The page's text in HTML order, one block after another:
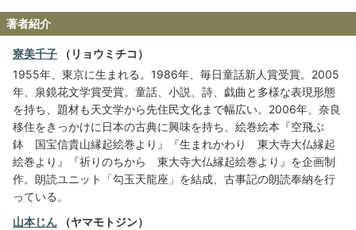
著者紹介
寮美千子 （リョウミチコ）
1955年、東京に生まれる。1986年、毎日童話新人賞受賞。2005
年、泉鏡花文学賞受賞。童話、小説、詩、戯曲と多様な表現形態
を持ち、題材も天文学から先住民文化まで幅広い。2006年、奈良
移住をきっかけに日本の古典に興味を持ち、絵巻絵本『空飛ぶ
鉢 国宝信貴山縁起絵巻より』『生まれかわり 東大寺大仏縁起
絵巻より』『祈りのちから 東大寺大仏縁起絵巻より』を企画制
作。朗読ユニット「勾玉天龍座」を結成、古事記の朗読奉納を行
っている。
山本じん （ヤマモトジン）